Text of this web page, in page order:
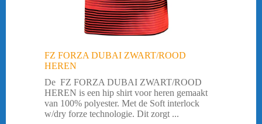
FZ FORZA DUBAI ZWART/ROOD
HEREN
De FZ FORZA DUBAI ZWART/ROOD
HEREN is een hip shirt voor heren gemaakt
van 100% polyester. Met de Soft interlock
w/dry forze technologie. Dit zorgt ...